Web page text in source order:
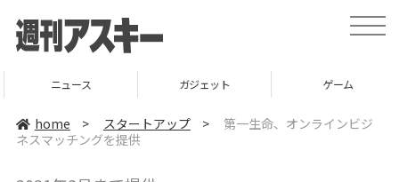
t
o
v
ニュース ガジェット ゲーム
home > スタートアップ >
第一生命、オンラインビジ
ネスマッチングを提供